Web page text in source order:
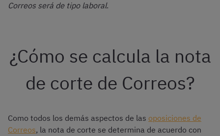
Correos será de tipo laboral.
¿Cómo se calcula la nota
de corte de Correos?
Como todos los demás aspectos de las oposiciones de
Correos, la nota de corte se determina de acuerdo con